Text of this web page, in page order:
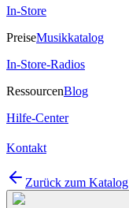
In-Store
PreiseMusikkatalog
In-Store-Radios
RessourcenBlog
Hilfe-Center
Kontakt
Zurück zum Katalog